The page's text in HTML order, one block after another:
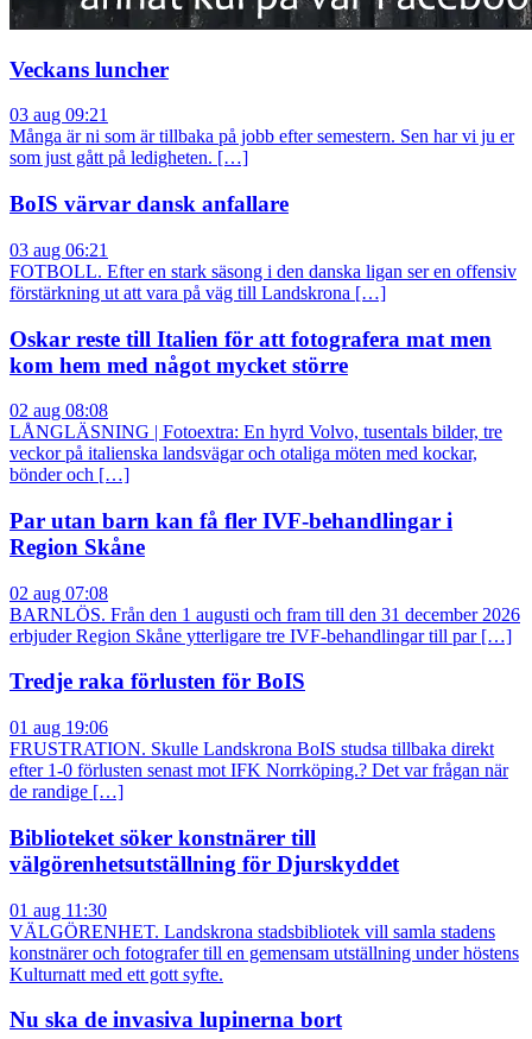
Veckans luncher
03 aug 09:21
Många är ni som är tillbaka på jobb efter semestern. Sen har vi ju er
som just gått på ledigheten. […]
BoIS värvar dansk anfallare
03 aug 06:21
FOTBOLL. Efter en stark säsong i den danska ligan ser en offensiv
förstärkning ut att vara på väg till Landskrona […]
Oskar reste till Italien för att fotografera mat men
kom hem med något mycket större
02 aug 08:08
LÅNGLÄSNING | Fotoextra: En hyrd Volvo, tusentals bilder, tre
veckor på italienska landsvägar och otaliga möten med kockar,
bönder och […]
Par utan barn kan få fler IVF-behandlingar i
Region Skåne
02 aug 07:08
BARNLÖS. Från den 1 augusti och fram till den 31 december 2026
erbjuder Region Skåne ytterligare tre IVF-behandlingar till par […]
Tredje raka förlusten för BoIS
01 aug 19:06
FRUSTRATION. Skulle Landskrona BoIS studsa tillbaka direkt
efter 1-0 förlusten senast mot IFK Norrköping.? Det var frågan när
de randige […]
Biblioteket söker konstnärer till
välgörenhetsutställning för Djurskyddet
01 aug 11:30
VÄLGÖRENHET. Landskrona stadsbibliotek vill samla stadens
konstnärer och fotografer till en gemensam utställning under höstens
Kulturnatt med ett gott syfte.
Nu ska de invasiva lupinerna bort